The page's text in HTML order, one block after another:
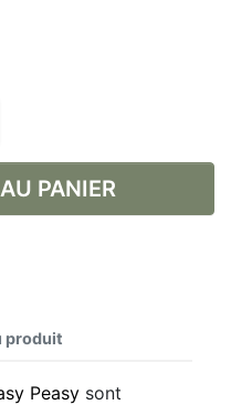
PANIER
produit
Peasy sont